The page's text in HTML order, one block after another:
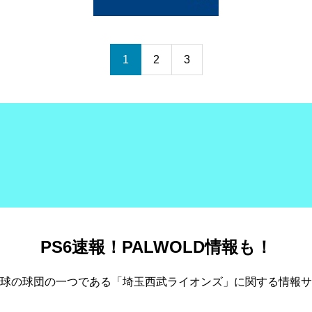
1 2 3
PS6速報！PALWOLD情報も！
の球団の一つである「埼玉西武ライオンズ」に関する情報